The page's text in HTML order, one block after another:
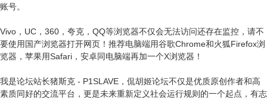
账号。
Vivo，UC，360，夸克，QQ等浏览器不仅会无法访问还存在监控，请不
要使用国产浏览器打开网页！推荐电脑端用谷歌Chrome和火狐Firefox浏
览器，苹果用Safari，安卓同电脑端再加一个X浏览器！
我是论坛站长猪斯克 - P1SLAVE，侃胡姬论坛不仅是优质原创作者和高
素质同好的交流平台，更是未来重新定义社会运行规则的一个起点，有志